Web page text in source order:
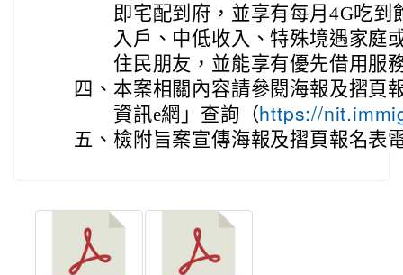
即宅配到府，並享有每月4G吃
入戶、中低收入、特殊境遇家庭
住民朋友，並能享有優先借用服
四、 本案相關內容請參閱海報及摺頁
資訊e網」查詢（ https://
五、 檢附旨案宣傳海報及摺頁報名表